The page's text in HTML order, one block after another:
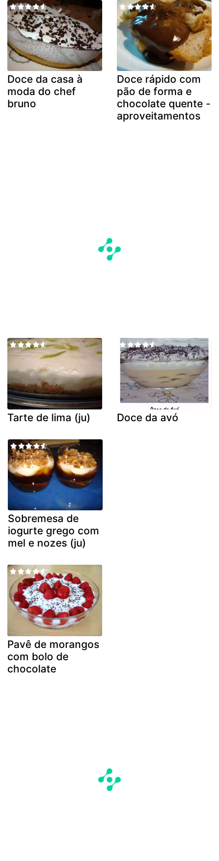
Doce da casa à
moda do chef
bruno
Doce rápido com
pão de forma e
chocolate quente -
aproveitamentos
Tarte de lima (ju) Doce da avó
Sobremesa de
iogurte grego com
mel e nozes (ju)
Pavê de morangos
com bolo de
chocolate